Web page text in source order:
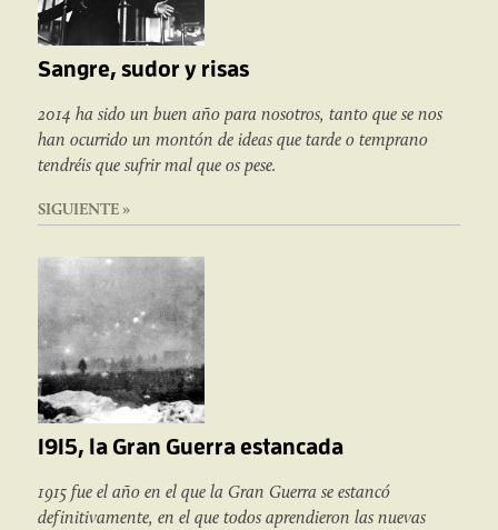
Sangre, sudor y risas
2014 ha sido un buen año para nosotros, tanto que se nos
han ocurrido un montón de ideas que tarde o temprano
tendréis que sufrir mal que os pese.
SIGUIENTE »
1915, la Gran Guerra estancada
1915 fue el año en el que la Gran Guerra se estancó
definitivamente, en el que todos aprendieron las nuevas